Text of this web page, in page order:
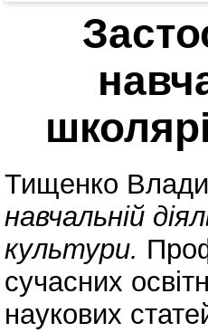
Тищенко
навчальній
культури.
сучасних
наукових